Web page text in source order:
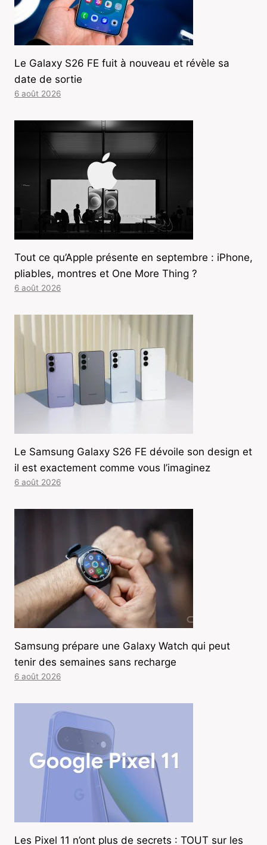
Le Galaxy S26 FE fuit à nouveau et révèle sa
date de sortie
6 août 2026
Tout ce qu’Apple présente en septembre : iPhone,
pliables, montres et One More Thing ?
6 août 2026
Le Samsung Galaxy S26 FE dévoile son design et
il est exactement comme vous l’imaginez
6 août 2026
Samsung prépare une Galaxy Watch qui peut
tenir des semaines sans recharge
6 août 2026
Les Pixel 11 n’ont plus de secrets : TOUT sur les